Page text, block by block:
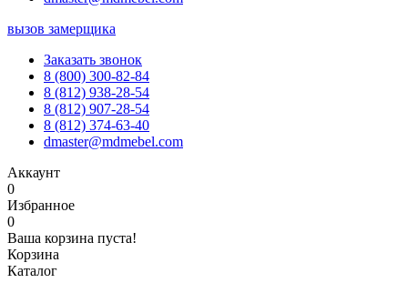
вызов замерщика
Заказать звонок
8 (800) 300-82-84
8 (812) 938-28-54
8 (812) 907-28-54
8 (812) 374-63-40
dmaster@mdmebel.com
Аккаунт
0
Избранное
0
Ваша корзина пуста!
Корзина
Каталог